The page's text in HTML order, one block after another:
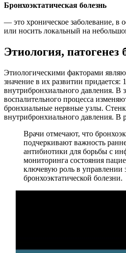
Бронхоэктатическая болезнь
— это хроническое заболевание, в
или носить локальный на
Этиология, патогенез
Этиологическими факторами
значение в их развитии
внутрибронхиального давления. В
воспалительного процесса
бронхиальные нервные узлы.
внутрибронхиального давления. В
Врачи отмечают, что
подчеркивают важность
антибиотики для борьбы с
мониторинга состояния
ключевую роль в управлении
бронхоэктатической болезни.